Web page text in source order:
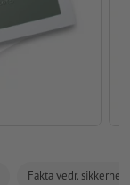
Fakta vedr.